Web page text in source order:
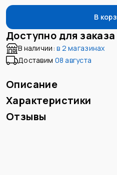
В
Доступно для заказа
В наличии: в 2 магазинах
Доставим 08 августа
Описание
Характеристики
Отзывы